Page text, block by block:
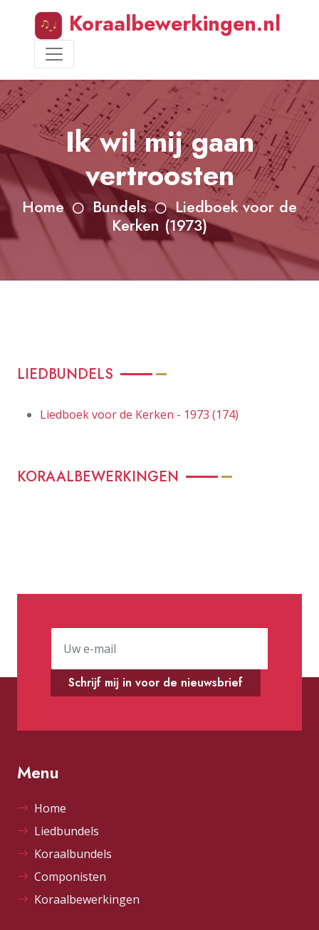
Koraalbewerkingen.nl
Ik wil mij gaan
vertroosten
Home Bundels
Liedboek voor de
Kerken (1973)
LIEDBUNDELS
Liedboek voor de Kerken - 1973 (174)
KORAALBEWERKINGEN
Schrijf mij in voor de nieuwsbrief
Menu
Home
Liedbundels
Koraalbundels
Componisten
Koraalbewerkingen